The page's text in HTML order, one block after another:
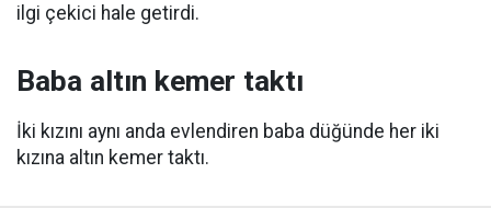
ilgi çekici hale getirdi.
Baba altın kemer taktı
İki kızını aynı anda evlendiren baba düğünde her iki
kızına altın kemer taktı.